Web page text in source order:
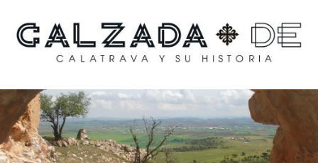
Calzada de Calatrava y
su historia